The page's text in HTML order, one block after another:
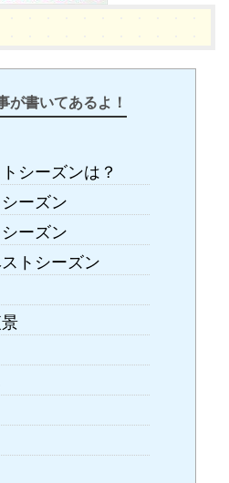
が書いてあるよ！
シーズンは？
ーズン
ーズン
トシーズン